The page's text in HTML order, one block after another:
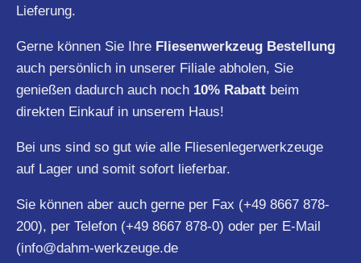
Lieferung.
Gerne können Sie Ihre Fliesenwerkzeug Bestellung
auch persönlich in unserer Filiale abholen, Sie
genießen dadurch auch noch 10% Rabatt beim
direkten Einkauf in unserem Haus!
Bei uns sind so gut wie alle Fliesenlegerwerkzeuge
auf Lager und somit sofort lieferbar.
Sie können aber auch gerne per Fax (+49 8667 878-
200), per Telefon (+49 8667 878-0) oder per E-Mail
(info@dahm-werkzeuge.de